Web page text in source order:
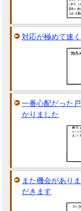
対応が極めて速
一番心配だった
かりました
また機会があり
だきます